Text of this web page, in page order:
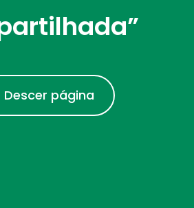
Descer página